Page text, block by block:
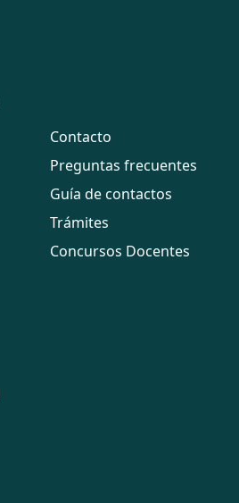
Contacto
Preguntas frecuentes
Guía de contactos
Trámites
Concursos Docentes